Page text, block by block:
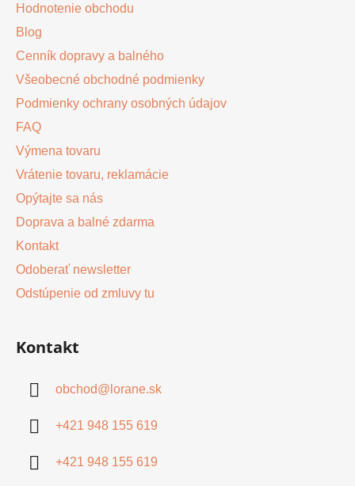
Hodnotenie obchodu
Blog
Cenník dopravy a balného
Všeobecné obchodné podmienky
Podmienky ochrany osobných údajov
FAQ
Výmena tovaru
Vrátenie tovaru, reklamácie
Opýtajte sa nás
Doprava a balné zdarma
Kontakt
Odoberať newsletter
Odstúpenie od zmluvy tu
Kontakt
obchod@ lorane.sk
+421 948 155 619
+421 948 155 619